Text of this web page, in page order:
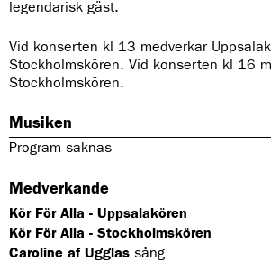
legendarisk gäst.
Vid konserten kl 13 medverkar
Stockholmskören. Vid konserten kl 16
Stockholmskören.
Musiken
Program saknas
Medverkande
Kör För Alla - Uppsalakören
Kör För Alla - Stockholmskören
Caroline af Ugglas sång